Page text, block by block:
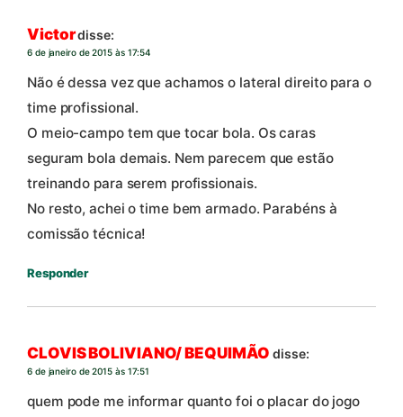
Victordisse:
6 de janeiro de 2015 às 17:54
Não é dessa vez que achamos o lateral direito para o
time profissional.
O meio-campo tem que tocar bola. Os caras
seguram bola demais. Nem parecem que estão
treinando para serem profissionais.
No resto, achei o time bem armado. Parabéns à
comissão técnica!
Responder
CLOVIS BOLIVIANO/ BEQUIMÃO disse:
6 de janeiro de 2015 às 17:51
quem pode me informar quanto foi o placar do jogo